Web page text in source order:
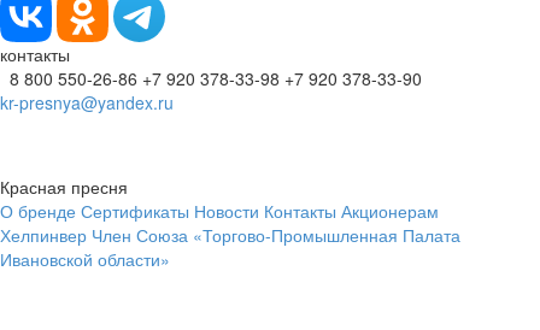
контакты
8 800 550-26-86 +7 920 378-33-98 +7 920 378-33-90
kr-presnya@yandex.ru
Красная пресня
О бренде Сертификаты Новости Контакты Акционерам
Хелпинвер Член Союза «Торгово-Промышленная Палата
Ивановской области»